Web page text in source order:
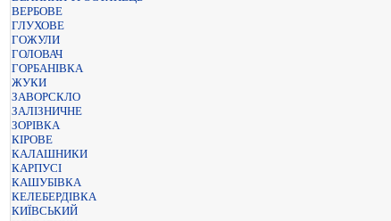
ВЕРБОВЕ
ГЛУХОВЕ
ГОЖУЛИ
ГОЛОВАЧ
ГОРБАНІВКА
ЖУКИ
ЗАВОРСКЛО
ЗАЛІЗНИЧНЕ
ЗОРІВКА
КІРОВЕ
КАЛАШНИКИ
КАРПУСІ
КАШУБІВКА
КЕЛЕБЕРДІВКА
КИЇВСЬКИЙ